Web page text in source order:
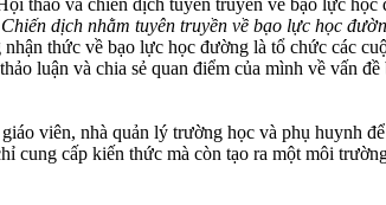
Chiến dịch nhằm tuyên truyền về bạo lực học
thức về bạo lực học đường là tổ chức các
luận và chia sẻ quan điểm của mình về vấn
viên, nhà quản lý trường học và phụ huynh
cấp kiến thức mà còn tạo ra một môi